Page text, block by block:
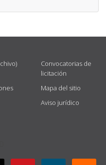
Convocatorias de
licitación
Mapa del sitio
Aviso jurídico